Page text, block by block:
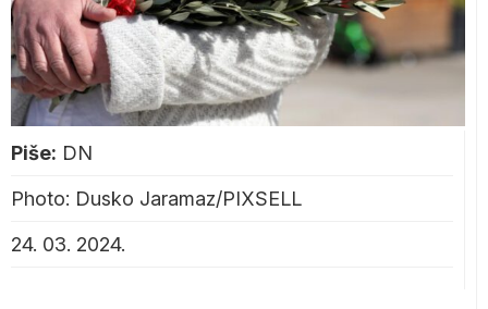
Piše: DN
Photo: Dusko Jaramaz/PIXSELL
24. 03. 2024.